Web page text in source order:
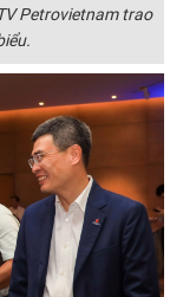
Petrovietnam trao